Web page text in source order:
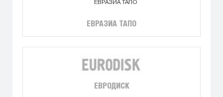
ЕВРАЗИА ТАПО
ЕВРОДИСК